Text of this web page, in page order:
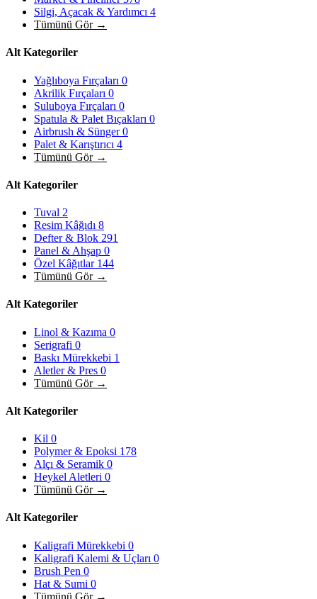
Silgi, Açacak & Yardımcı 4
Tümünü Gör →
Alt Kategoriler
Yağlıboya Fırçaları 0
Akrilik Fırçaları 0
Suluboya Fırçaları 0
Spatula & Palet Bıçakları 0
Airbrush & Sünger0
Palet & Karıştırıcı 4
Tümünü Gör →
Alt Kategoriler
Tuval 2
Resim Kâğıdı 8
Defter & Blok 291
Panel & Ahşap 0
Özel Kâğıtlar 144
Tümünü Gör →
Alt Kategoriler
Linol & Kazıma 0
Serigrafi 0
Baskı Mürekkebi 1
Aletler & Pres 0
Tümünü Gör →
Alt Kategoriler
Kil 0
Polymer & Epoksi 178
Alçı & Seramik 0
Heykel Aletleri 0
Tümünü Gör →
Alt Kategoriler
Kaligrafi Mürekkebi 0
Kaligrafi Kalemi & Uçları 0
Brush Pen 0
Hat & Sumi 0
Tümünü Gör →